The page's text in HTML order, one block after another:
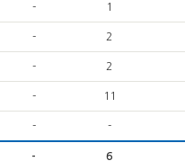
- 1
- 2
- 2
- 11
- -
- 6